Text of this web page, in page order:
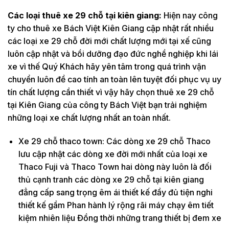
Các loại thuê xe 29 chỗ tại kiên giang: Hiện nay công
ty cho thuê xe Bách Việt Kiên Giang cập nhật rất nhiều
các loại xe 29 chỗ đời mới chất lượng mới tại xế cũng
luôn cập nhật và bồi dưỡng đạo đức nghề nghiệp khi lái
xe vì thế Quý Khách hãy yên tâm trong quá trình vận
chuyển luôn đề cao tính an toàn lên tuyệt đối phục vụ uy
tín chất lượng cần thiết vì vậy hãy chọn thuê xe 29 chỗ
tại Kiên Giang của công ty Bách Việt bạn trải nghiệm
những loại xe chất lượng nhất an toàn nhất.
Xe 29 chỗ thaco town: Các dòng xe 29 chỗ Thaco
lưu cập nhật các dòng xe đời mới nhất của loại xe
Thaco Fuji và Thaco Town hai dòng này luôn là đối
thủ cạnh tranh các dòng xe 29 chỗ tại kiên giang
đẳng cấp sang trọng êm ái thiết kế đầy đủ tiện nghi
thiết kế gầm Phan hành lý rộng rãi máy chạy êm tiết
kiệm nhiên liệu Đồng thời những trang thiết bị đem xe